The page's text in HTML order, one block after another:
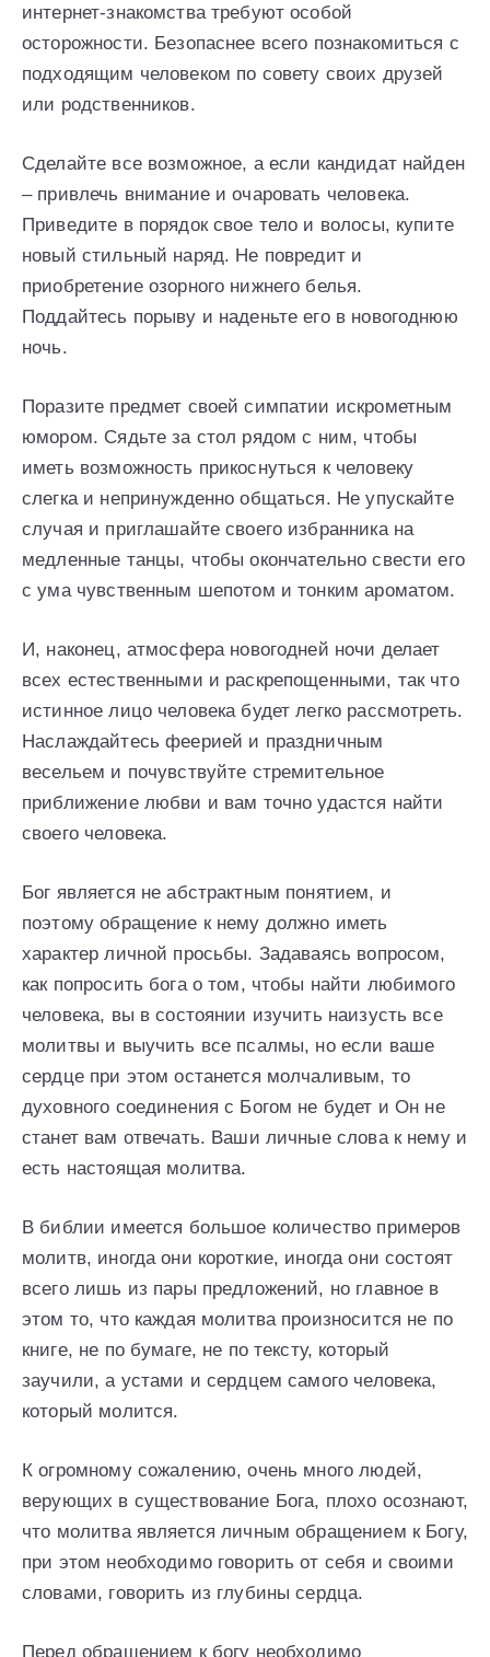
интернет-знакомства требуют особой
осторожности. Безопаснее всего познакомиться с
подходящим человеком по совету своих друзей
или родственников.
Сделайте все возможное, а если кандидат найден
– привлечь внимание и очаровать человека.
Приведите в порядок свое тело и волосы, купите
новый стильный наряд. Не повредит и
приобретение озорного нижнего белья.
Поддайтесь порыву и наденьте его в новогоднюю
ночь.
Поразите предмет своей симпатии искрометным
юмором. Сядьте за стол рядом с ним, чтобы
иметь возможность прикоснуться к человеку
слегка и непринужденно общаться. Не упускайте
случая и приглашайте своего избранника на
медленные танцы, чтобы окончательно свести его
с ума чувственным шепотом и тонким ароматом.
И, наконец, атмосфера новогодней ночи делает
всех естественными и раскрепощенными, так что
истинное лицо человека будет легко рассмотреть.
Наслаждайтесь феерией и праздничным
весельем и почувствуйте стремительное
приближение любви и вам точно удастся найти
своего человека.
Бог является не абстрактным понятием, и
поэтому обращение к нему должно иметь
характер личной просьбы. Задаваясь вопросом,
как попросить бога о том, чтобы найти любимого
человека, вы в состоянии изучить наизусть все
молитвы и выучить все псалмы, но если ваше
сердце при этом останется молчаливым, то
духовного соединения с Богом не будет и Он не
станет вам отвечать. Ваши личные слова к нему и
есть настоящая молитва.
В библии имеется большое количество примеров
молитв, иногда они короткие, иногда они состоят
всего лишь из пары предложений, но главное в
этом то, что каждая молитва произносится не по
книге, не по бумаге, не по тексту, который
заучили, а устами и сердцем самого человека,
который молится.
К огромному сожалению, очень много людей,
верующих в существование Бога, плохо осознают,
что молитва является личным обращением к Богу,
при этом необходимо говорить от себя и своими
словами, говорить из глубины сердца.
Перед обращением к богу необходимо